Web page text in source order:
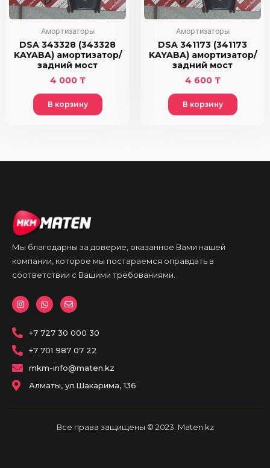
Амортизаторы
DSA 343328 (343328
KAYABA) амортизатор/
задний мост
4 000 ₸
В корзину
Амортизаторы
DSA 341173 (341173
KAYABA) амортизатор/
задний мост
4 600 ₸
В корзину
Мы благодарны за доверие, оказанное Вами нашей
компании, которое мы постараемся оправдать в
соответствии с Вашими требованиями.
I
n
s
a
g
r
a
m
W
h
a
s
p
E
n
v
p
+7 727 30 000 30
+7 701 987 07 22
mkm-info@maten.kz
Алматы, ул.Шакарима, 136
Все права защищены © 2023. Maten.kz